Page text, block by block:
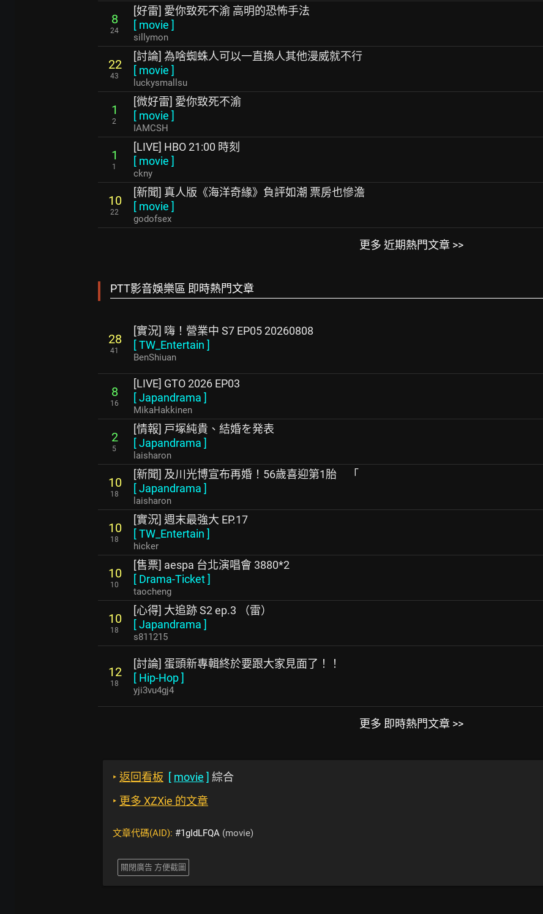
8
24
[好雷] 愛你致死不渝 高明的恐怖手法
[ movie ]
sillymon
22
43
[討論] 為啥蜘蛛人可以一直換人其他漫威就不行
[ movie ]
luckysmallsu
1
2
[微好雷] 愛你致死不渝
[ movie ]
IAMCSH
1
1
[LIVE] HBO 21:00 時刻
[ movie ]
ckny
10
22
[新聞] 真人版《海洋奇緣》負評如潮 票房也慘澹
[ movie ]
godofsex
更多 近期熱門文章 >>
PTT影音娛樂區 即時熱門文章
28
41
[實況] 嗨！營業中 S7 EP05 20260808
[TW_Entertain ]
BenShiuan
8
16
[LIVE] GTO 2026 EP03
[Japandrama ]
MikaHakkinen
2
5
[情報] 戸塚純貴、結婚を発表
[Japandrama ]
laisharon
10
18
[新聞] 及川光博宣布再婚！56歲喜迎第1胎 「
[Japandrama ]
laisharon
10
18
[實況] 週末最強大 EP.17
[TW_Entertain ]
hicker
10
10
[售票] aespa 台北演唱會 3880*2
[ Drama-Ticket]
taocheng
10
18
[心得] 大追跡 S2 ep.3 （雷）
[Japandrama ]
s811215
12
18
[討論] 蛋頭新專輯終於要跟大家見面了！！
[ Hip-Hop]
yji3vu4gj4
更多 即時熱門文章 >>
‣ 返回看板 [ movie ] 綜合
‣ 更多 XZXie 的文章
文章代碼(AID): #1gIdLFQA (movie)
關閉廣告 方便截圖